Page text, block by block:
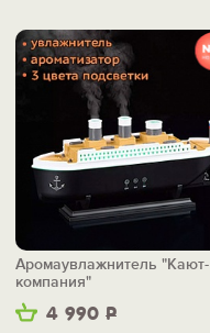
4 990 Р
Аромаувлажнитель "Кают-
компания"